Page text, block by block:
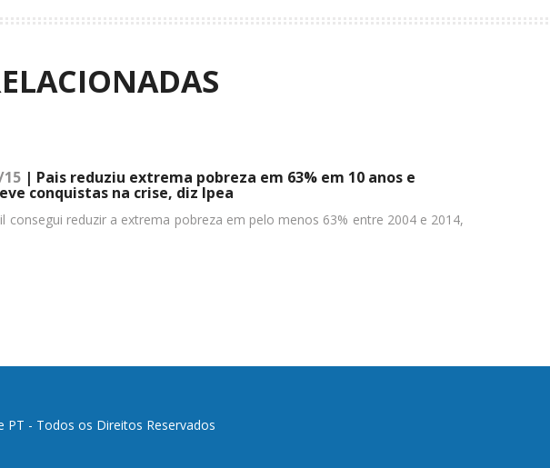
| Pais reduziu extrema pobreza em 63% em 10 anos e
conquistas na crise, diz Ipea
consegui reduzir a extrema pobreza em pelo menos 63% entre 2004 e 2014,
PT - Todos os Direitos Reservados